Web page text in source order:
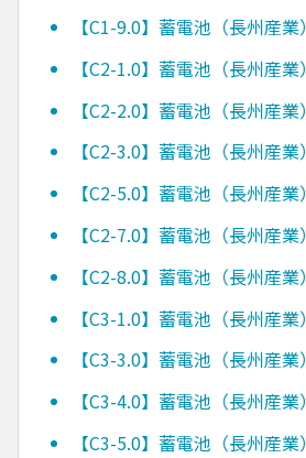
【C1-9.0】蓄電池（長州産業）
【C2-1.0】蓄電池（長州産業）
【C2-2.0】蓄電池（長州産業）
【C2-3.0】蓄電池（長州産業）
【C2-5.0】蓄電池（長州産業）
【C2-7.0】蓄電池（長州産業）
【C2-8.0】蓄電池（長州産業）
【C3-1.0】蓄電池（長州産業）
【C3-3.0】蓄電池（長州産業）
【C3-4.0】蓄電池（長州産業）
【C3-5.0】蓄電池（長州産業）